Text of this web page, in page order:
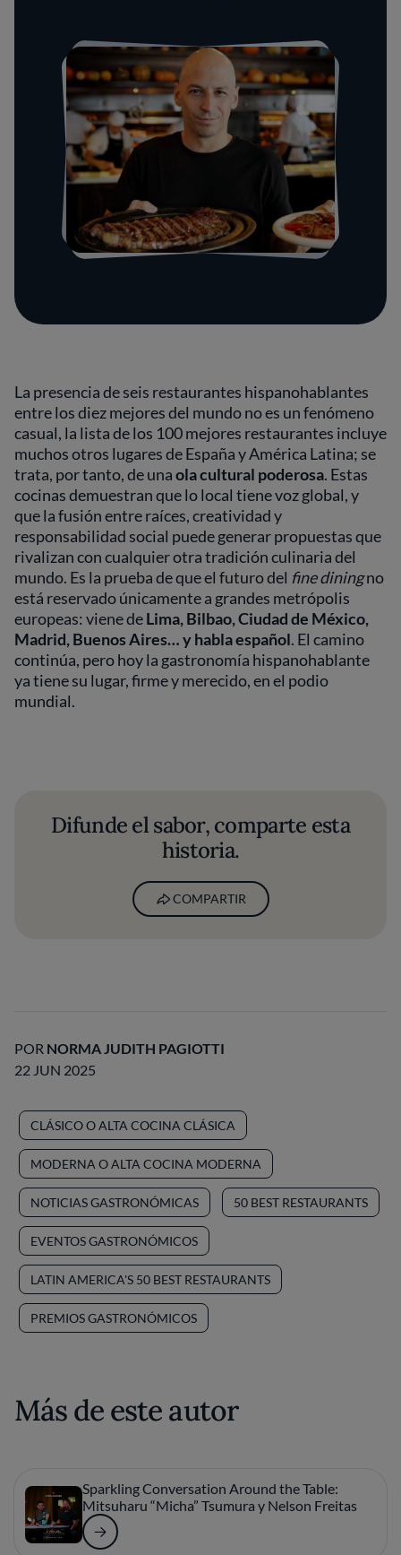
La presencia de seis restaurantes hispanohablantes
entre los diez mejores del mundo no es un fenómeno
casual, la lista de los 100 mejores restaurantes incluye
muchos otros lugares de España y América Latina; se
trata, por tanto, de unaola cultural poderosa. Estas
cocinas demuestran que lo local tiene voz global, y
que la fusión entre raíces, creatividad y
responsabilidad social puede generar propuestas que
rivalizan con cualquier otra tradición culinaria del
mundo. Es la prueba de que el futuro del fine diningno
está reservado únicamente a grandes metrópolis
europeas: viene deLima, Bilbao, Ciudad de México,
Madrid, Buenos Aires… y habla español. El camino
continúa, pero hoy la gastronomía hispanohablante
ya tiene su lugar, firme y merecido, en el podio
mundial.
Difunde el sabor, comparte esta
historia.
COMPARTIR
POR NORMA JUDITH PAGIOTTI
22 JUN 2025
CLÁSICO O ALTA COCINA CLÁSICA
MODERNA O ALTA COCINA MODERNA
NOTICIAS GASTRONÓMICAS 50 BEST RESTAURANTS
EVENTOS GASTRONÓMICOS
LATIN AMERICA'S 50 BEST RESTAURANTS
PREMIOS GASTRONÓMICOS
Más de este autor
Sparkling Conversation Around the Table:
Mitsuharu “Micha” Tsumura y Nelson Freitas